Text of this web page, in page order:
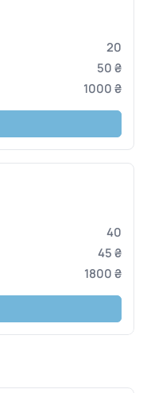
20
50 ₴
1000 ₴
40
45 ₴
1800 ₴